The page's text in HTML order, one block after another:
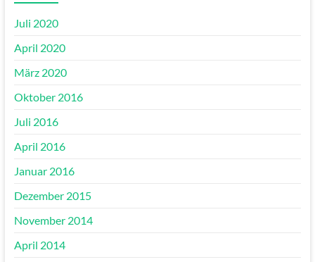
Juli 2020
April 2020
März 2020
Oktober 2016
Juli 2016
April 2016
Januar 2016
Dezember 2015
November 2014
April 2014